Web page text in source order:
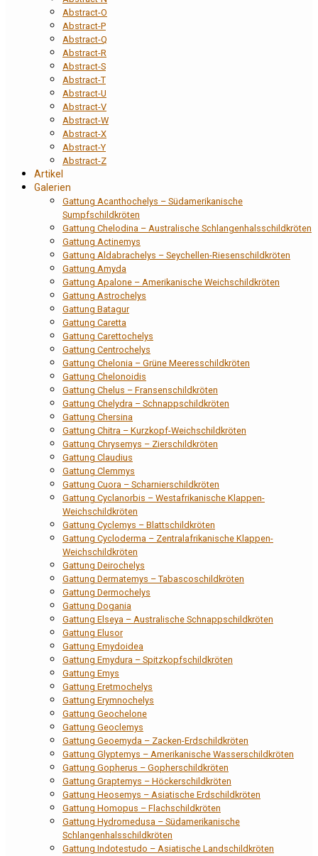
Abstract-O
Abstract-P
Abstract-Q
Abstract-R
Abstract-S
Abstract-T
Abstract-U
Abstract-V
Abstract-W
Abstract-X
Abstract-Y
Abstract-Z
Artikel
Galerien
Gattung Acanthochelys – Südamerikanische
Sumpfschildkröten
Gattung Chelodina – Australische Schlangenhalsschildkröten
Gattung Actinemys
Gattung Aldabrachelys – Seychellen-Riesenschildkröten
Gattung Amyda
Gattung Apalone – Amerikanische Weichschildkröten
Gattung Astrochelys
Gattung Batagur
Gattung Caretta
Gattung Carettochelys
Gattung Centrochelys
Gattung Chelonia – Grüne Meeresschildkröten
Gattung Chelonoidis
Gattung Chelus – Fransenschildkröten
Gattung Chelydra – Schnappschildkröten
Gattung Chersina
Gattung Chitra – Kurzkopf-Weichschildkröten
Gattung Chrysemys – Zierschildkröten
Gattung Claudius
Gattung Clemmys
Gattung Cuora – Scharnierschildkröten
Gattung Cyclanorbis – Westafrikanische Klappen-
Weichschildkröten
Gattung Cyclemys – Blattschildkröten
Gattung Cycloderma – Zentralafrikanische Klappen-
Weichschildkröten
Gattung Deirochelys
Gattung Dermatemys – Tabascoschildkröten
Gattung Dermochelys
Gattung Dogania
Gattung Elseya – Australische Schnappschildkröten
Gattung Elusor
Gattung Emydoidea
Gattung Emydura – Spitzkopfschildkröten
Gattung Emys
Gattung Eretmochelys
Gattung Erymnochelys
Gattung Geochelone
Gattung Geoclemys
Gattung Geoemyda – Zacken-Erdschildkröten
Gattung Glyptemys – Amerikanische Wasserschildkröten
Gattung Gopherus – Gopherschildkröten
Gattung Graptemys – Höckerschildkröten
Gattung Heosemys – Asiatische Erdschildkröten
Gattung Homopus – Flachschildkröten
Gattung Hydromedusa – Südamerikanische
Schlangenhalsschildkröten
Gattung Indotestudo – Asiatische Landschildkröten